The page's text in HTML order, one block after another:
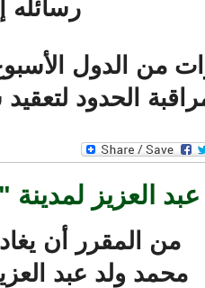
رسائله
من الدول
الحدود
العزيز لمدينة
من المقرر أن
ولد عبد